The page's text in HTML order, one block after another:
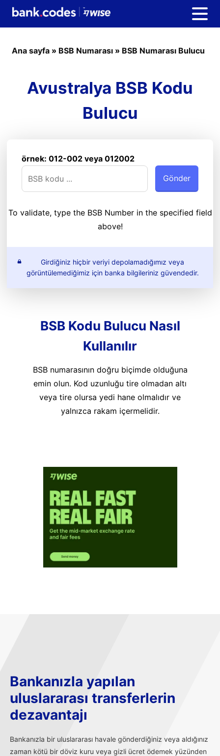
Ana sayfa » BSB Numarası » BSB Numarası Bulucu
Avustralya BSB Kodu
Bulucu
örnek: 012-002 veya 012002
To validate, type the BSB Number in the specified field
above!
Girdiğiniz hiçbir veriyi depolamadığımız veya
görüntülemediğimiz için banka bilgileriniz güvendedir.
BSB Kodu Bulucu Nasıl
Kullanılır
BSB numarasının doğru biçimde olduğuna
emin olun. Kod uzunluğu tire olmadan altı
veya tire olursa yedi hane olmalıdır ve
yalnızca rakam içermelidir.
Bankanızla yapılan
uluslararası transferlerin
dezavantajı
Bankanızla bir uluslararası havale gönderdiğiniz veya aldığınız
zaman kötü bir döviz kuru veya gizli ücret ödemek yüzünden